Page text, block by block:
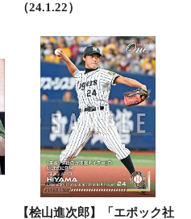
（24.1.22）
【桧山進次郎】「エポック社